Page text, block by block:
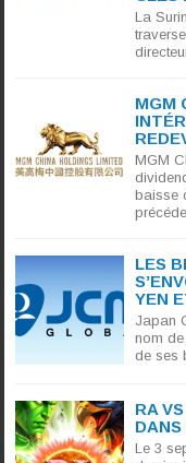
La
MGM
MGM
baisse
LES
YEN
Japan
nom
de ses
RA
DANS
Le 3